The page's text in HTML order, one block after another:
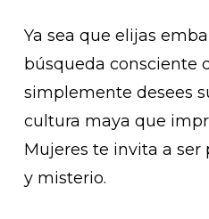
Ya sea que elijas
búsqueda consciente
simplemente desees
cultura maya que
Mujeres te invita a ser
y misterio.